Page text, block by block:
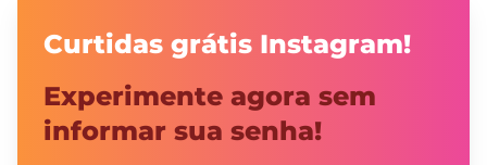
Curtidas grátis Instagram!
Experimente agora sem
informar sua senha!